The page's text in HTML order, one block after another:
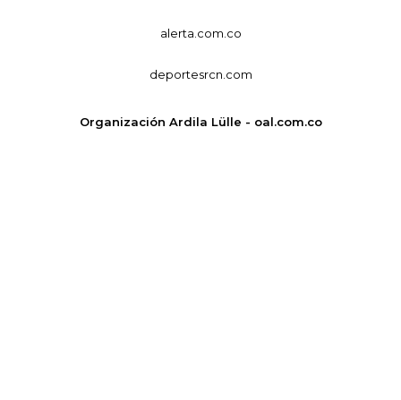
alerta.com.co
deportesrcn.com
Organización Ardila Lülle - oal.com.co